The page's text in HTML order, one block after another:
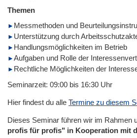
Themen
Messmethoden und
Unterstützung durch
Handlungsmöglichkeiten im Betrieb
Aufgaben und Rolle der
Rechtliche Möglichkeiten der
Seminarzeit: 09:00 bis 16:30 Uhr
Hier findest du alle Termine zu diesem
Dieses Seminar führen wir im Rahmen
profis für profis" in Kooperation mit